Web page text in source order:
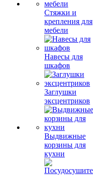
Стяжки и
крепления для
мебели
Навесы для
шкафов
Заглушки
эксцентриков
Выдвижные
корзины для
кухни